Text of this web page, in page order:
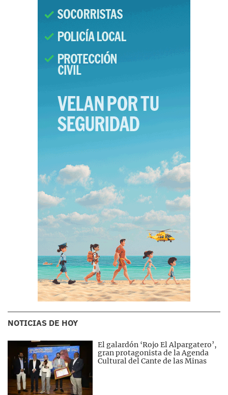
NOTICIAS DE HOY
El galardón ‘Rojo El Alpargatero’,
gran protagonista de la Agenda
Cultural del Cante de las Minas